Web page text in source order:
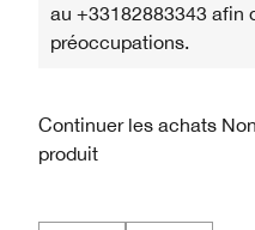
au +33182883343 afin
préoccupations.
Continuer les achats
produit